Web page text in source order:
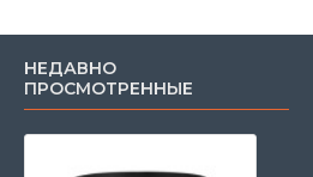
НЕДАВНО
ПРОСМОТРЕННЫЕ